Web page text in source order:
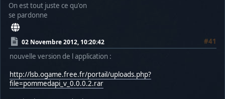
On est tout juste ce qu'on
se pardonne
02 Novembre 2012, 10:20:42
#41
nouvelle version de l application :
http://lsb.ogame.free.fr/portail/uploads.php?
file=pommedapi_v_0.0.0.2.rar